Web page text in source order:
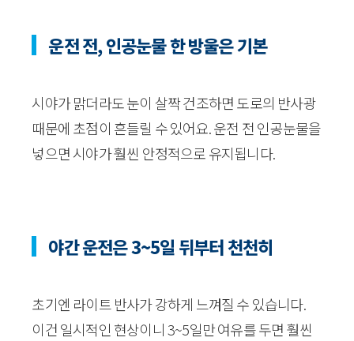
운전 전, 인공눈물 한 방울은 기본
시야가 맑더라도 눈이 살짝 건조하면 도로의 반사광
때문에 초점이 흔들릴 수 있어요. 운전 전 인공눈물을
넣으면 시야가 훨씬 안정적으로 유지됩니다.
야간 운전은 3~5일 뒤부터 천천히
초기엔 라이트 반사가 강하게 느껴질 수 있습니다.
이건 일시적인 현상이니 3~5일만 여유를 두면 훨씬